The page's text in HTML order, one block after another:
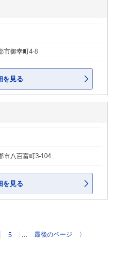
市御幸町4-8
を見る
市八百富町3-104
を見る
5 … 最後のページ 〉